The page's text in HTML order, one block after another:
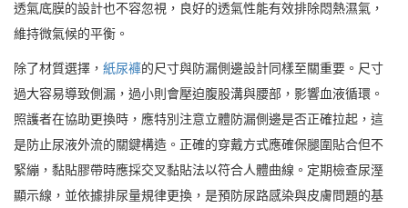
透氣底膜的設計也不容忽視，良好的透氣性能有效排除悶熱濕氣，
維持微氣候的平衡。
除了材質選擇， 紙尿褲的尺寸與防漏側邊設計同樣至關重要。尺寸
過大容易導致側漏，過小則會壓迫腹股溝與腰部，影響血液循環。
照護者在協助更換時，應特別注意立體防漏側邊是否正確拉起，這
是防止尿液外流的關鍵構造。正確的穿戴方式應確保腿圍貼合但不
緊繃，黏貼膠帶時應採交叉黏貼法以符合人體曲線。定期檢查尿溼
顯示線，並依據排尿量規律更換，是預防尿路感染與皮膚問題的基